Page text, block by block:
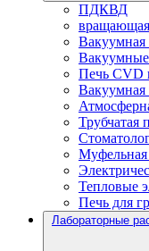
ПДКВД
Вакуумная
Печь CVD
Вакуумная
Трубчатая
Муфельная
Тепловые
Печь для
Лабораторные